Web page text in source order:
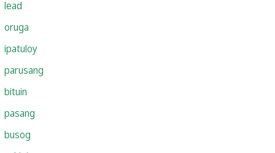
lead
oruga
ipatuloy
parusang
bituin
pasang
busog